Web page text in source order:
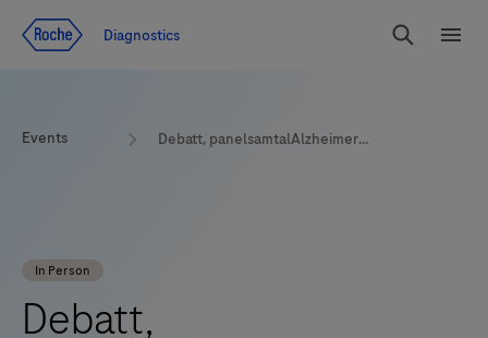
Diagnostics
Search
Events Debatt, panelsamtalAlzheimervården vid ett vägskäl – kan en handlingsplan säkra rätt vård i rätt tid?
In Person
Debatt,